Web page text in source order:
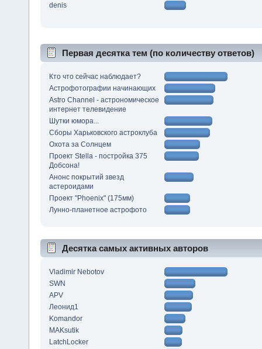
denis
Первая десятка тем (по количеству ответов)
Кто что сейчас наблюдает?
Астрофотографии начинающих
Astro Channel - астрономическое
интернет телевидение
Шутки юмора...
Сборы Харьковского астроклуба
Охота за Солнцем
Проект Stella - постройка 375
Добсона!
Анонс покрытий звезд
астероидами
Проект "Phoenix" (175мм)
Лунно-планетное астрофото
Десятка самых активных авторов
Vladimir Nebotov
SWN
APV
Леонид1
Komandor
MAKsutik
LatchLocker